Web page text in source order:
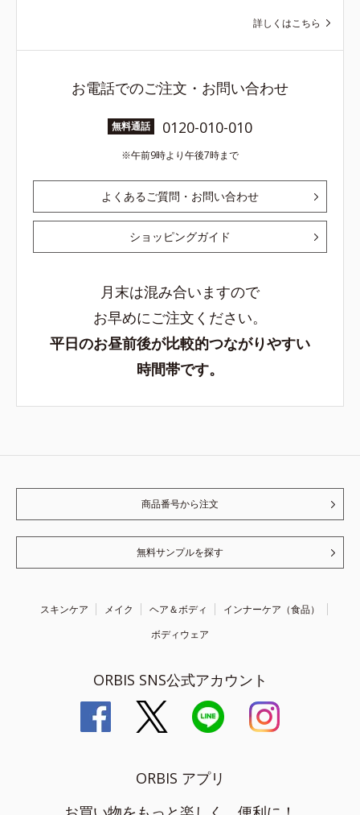
詳しくはこちら
お電話でのご注文・お問い合わせ
無料通話 0120-010-010
午前9時より午後7時まで
よくあるご質問・お問い合わせ
ショッピングガイド
月末は混み合いますので
お早めにご注文ください。
平日のお昼前後が比較的つながりやすい
時間帯です。
商品番号から注文
無料サンプルを探す
スキンケア メイク ヘア＆ボディ
インナーケア（食品）
ボディウェア
ORBIS SNS公式アカウント
ORBIS アプリ